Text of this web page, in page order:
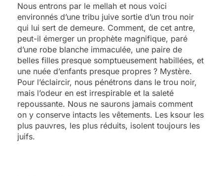
Nous entrons par le mellah et nous voici
environnés d’une tribu juive sortie d’un trou noir
qui lui sert de demeure. Comment, de cet antre,
peut-il émerger un prophète magnifique, paré
d’une robe blanche immaculée, une paire de
belles filles presque somptueusement habillées, et
une nuée d’enfants presque propres ? Mystère.
Pour l’éclaircir, nous pénétrons dans le trou noir,
mais l’odeur en est irrespirable et la saleté
repoussante. Nous ne saurons jamais comment
on y conserve intacts les vêtements. Les ksour les
plus pauvres, les plus réduits, isolent toujours les
juifs.